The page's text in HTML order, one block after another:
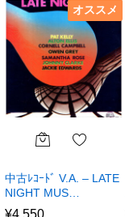
オススメ
中古ﾚｺｰﾄﾞ V.A. – LATE
NIGHT MUS…
¥4,550